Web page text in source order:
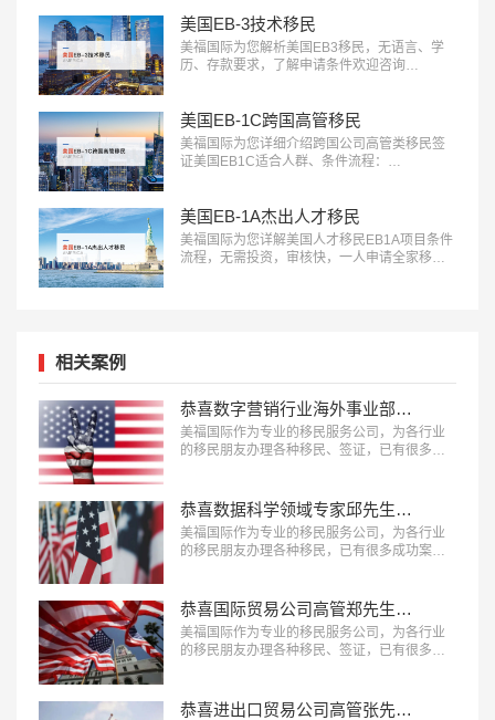
美国EB-3技术移民
美福国际为您解析美国EB3移民，无语言、学
历、存款要求，了解申请条件欢迎咨询
美国EB-1C跨国高管移民
美福国际为您详细介绍跨国公司高管类移民签
证美国EB1C适合人群、条件流程：
美国EB-1A杰出人才移民
美福国际为您详解美国人才移民EB1A项目条件
流程，无需投资，审核快，一人申请全家移
相关案例
恭喜数字营销行业海外事业部总裁杨先生获批美国L1签证！
美福国际作为专业的移民服务公司，为各行业
的移民朋友办理各种移民、签证，已有很多成
例。…
恭喜数据科学领域专家邱先生获批美国NIW移民！
美福国际作为专业的移民服务公司，为各行业
的移民朋友办理各种移民，已有很多成功案
恭喜国际贸易公司高管郑先生获批美国L1签证！
美福国际作为专业的移民服务公司，为各行业
的移民朋友办理各种移民、签证，已有很多成
恭喜进出口贸易公司高管张先生获批美国L1签证！